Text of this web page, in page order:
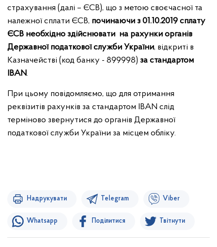
страхування (далі – ЄСВ), що з метою своєчасної та
належної сплати ЄСВ, починаючи з 01.10.2019 сплату
ЄСВ необхідно здійснювати на рахунки органів
Державної податкової служби України, відкриті в
Казначействі (код банку - 899998) за стандартом
ІВАN.
При цьому повідомляємо, що для отримання
реквізитів рахунків за стандартом ІВАN слід
терміново звернутися до органів Державної
податкової служби України за місцем обліку.
Надрукувати Telegram Viber
Whatsapp Поділитися Твітнути